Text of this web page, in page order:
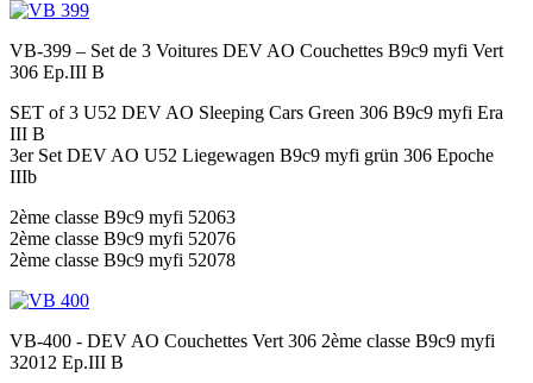
VB-399 – Set de 3 Voitures DEV AO Couchettes B9c9 myfi Vert
306 Ep.III B
SET of 3 U52 DEV AO Sleeping Cars Green 306 B9c9 myfi Era
III B
3er Set DEV AO U52 Liegewagen B9c9 myfi grün 306 Epoche
IIIb
2ème classe B9c9 myfi 52063
2ème classe B9c9 myfi 52076
2ème classe B9c9 myfi 52078
VB-400 - DEV AO Couchettes Vert 306 2ème classe B9c9 myfi
32012 Ep.III B